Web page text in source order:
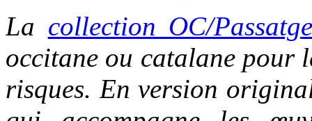
La collection OC/Passatg
occitane ou catalane pour
risques. En version